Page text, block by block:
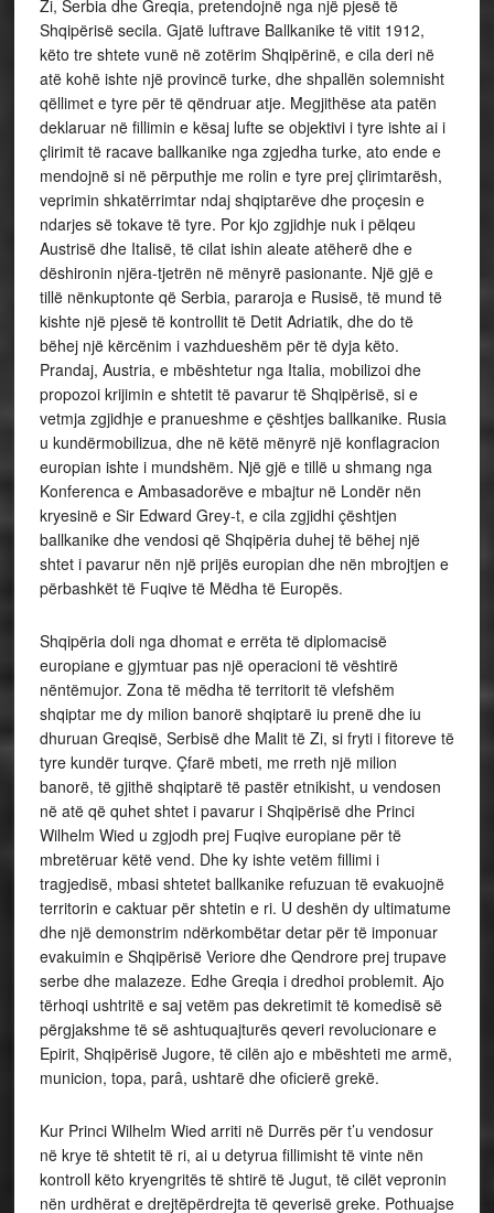
Zi, Serbia dhe Greqia, pretendojnë nga një pjesë të
Shqipërisë secila. Gjatë luftrave Ballkanike të vitit 1912,
këto tre shtete vunë në zotërim Shqipërinë, e cila deri në
atë kohë ishte një provincë turke, dhe shpallën solemnisht
qëllimet e tyre për të qëndruar atje. Megjithëse ata patën
deklaruar në fillimin e kësaj lufte se objektivi i tyre ishte ai i
çlirimit të racave ballkanike nga zgjedha turke, ato ende e
mendojnë si në përputhje me rolin e tyre prej çlirimtarësh,
veprimin shkatërrimtar ndaj shqiptarëve dhe proçesin e
ndarjes së tokave të tyre. Por kjo zgjidhje nuk i pëlqeu
Austrisë dhe Italisë, të cilat ishin aleate atëherë dhe e
dëshironin njëra-tjetrën në mënyrë pasionante. Një gjë e
tillë nënkuptonte që Serbia, pararoja e Rusisë, të mund të
kishte një pjesë të kontrollit të Detit Adriatik, dhe do të
bëhej një kërcënim i vazhdueshëm për të dyja këto.
Prandaj, Austria, e mbështetur nga Italia, mobilizoi dhe
propozoi krijimin e shtetit të pavarur të Shqipërisë, si e
vetmja zgjidhje e pranueshme e çështjes ballkanike. Rusia
u kundërmobilizua, dhe në këtë mënyrë një konflagracion
europian ishte i mundshëm. Një gjë e tillë u shmang nga
Konferenca e Ambasadorëve e mbajtur në Londër nën
kryesinë e Sir Edward Grey-t, e cila zgjidhi çështjen
ballkanike dhe vendosi që Shqipëria duhej të bëhej një
shtet i pavarur nën një prijës europian dhe nën mbrojtjen e
përbashkët të Fuqive të Mëdha të Europës.
Shqipëria doli nga dhomat e errëta të diplomacisë
europiane e gjymtuar pas një operacioni të vështirë
nëntëmujor. Zona të mëdha të territorit të vlefshëm
shqiptar me dy milion banorë shqiptarë iu prenë dhe iu
dhuruan Greqisë, Serbisë dhe Malit të Zi, si fryti i fitoreve të
tyre kundër turqve. Çfarë mbeti, me rreth një milion
banorë, të gjithë shqiptarë të pastër etnikisht, u vendosen
në atë që quhet shtet i pavarur i Shqipërisë dhe Princi
Wilhelm Wied u zgjodh prej Fuqive europiane për të
mbretëruar këtë vend. Dhe ky ishte vetëm fillimi i
tragjedisë, mbasi shtetet ballkanike refuzuan të evakuojnë
territorin e caktuar për shtetin e ri. U deshën dy ultimatume
dhe një demonstrim ndërkombëtar detar për të imponuar
evakuimin e Shqipërisë Veriore dhe Qendrore prej trupave
serbe dhe malazeze. Edhe Greqia i dredhoi problemit. Ajo
tërhoqi ushtritë e saj vetëm pas dekretimit të komedisë së
përgjakshme të së ashtuquajturës qeveri revolucionare e
Epirit, Shqipërisë Jugore, të cilën ajo e mbështeti me armë,
municion, topa, parâ, ushtarë dhe oficierë grekë.
Kur Princi Wilhelm Wied arriti në Durrës për t’u vendosur
në krye të shtetit të ri, ai u detyrua fillimisht të vinte nën
kontroll këto kryengritës të shtirë të Jugut, të cilët vepronin
nën urdhërat e drejtëpërdrejta të qeverisë greke. Pothuajse